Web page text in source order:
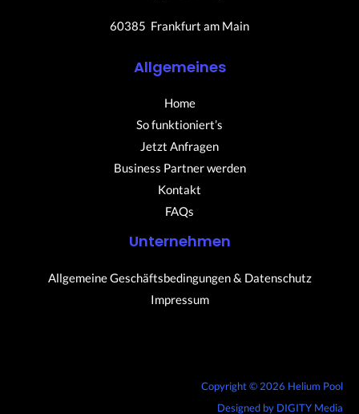
60385 Frankfurt am Main
Allgemeines
Home
So funktioniert’s
Jetzt Anfragen
Business Partner werden
Kontakt
FAQs
Unternehmen
Allgemeine Geschäftsbedingungen & Datenschutz
Impressum
Copyright © 2026 Helium Pool
Designed by DIGITY Media